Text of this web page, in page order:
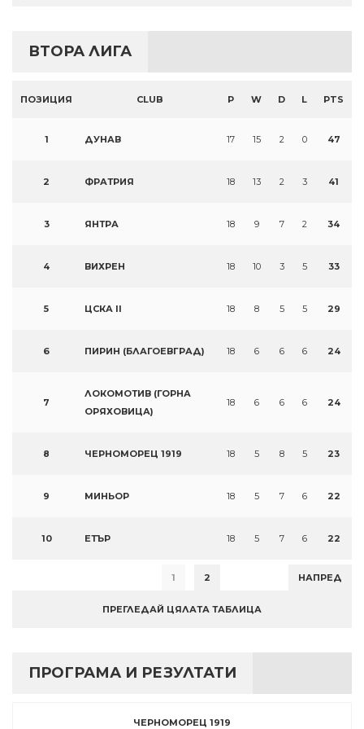
ВТОРА ЛИГА
ПОЗИЦИЯ CLUB P W D L PTS
1 ДУНАВ 17 15 2 0 47
2 ФРАТРИЯ 18 13 2 3 41
3 ЯНТРА 18 9 7 2 34
4 ВИХРЕН 18 10 3 5 33
5 ЦСКА II 18 8 5 5 29
6 ПИРИН (БЛАГОЕВГРАД) 18 6 6 6 24
7
ЛОКОМОТИВ (ГОРНА
ОРЯХОВИЦА)
18 6 6 6 24
8 ЧЕРНОМОРЕЦ 1919 18 5 8 5 23
9 МИНЬОР 18 5 7 6 22
10 ЕТЪР 18 5 7 6 22
1 2 НАПРЕД
ПРЕГЛЕДАЙ ЦЯЛАТА ТАБЛИЦА
ПРОГРАМА И РЕЗУЛТАТИ
ЧЕРНОМОРЕЦ 1919